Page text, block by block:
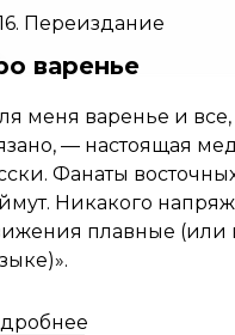
меня варенье и все,
— настоящая
Фанаты
Никакого
плавные (или
варенье
Переиздание